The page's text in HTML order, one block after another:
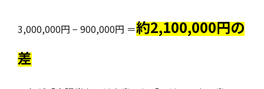
3,000,000円 − 900,000円 ＝約2,100,000円の
差